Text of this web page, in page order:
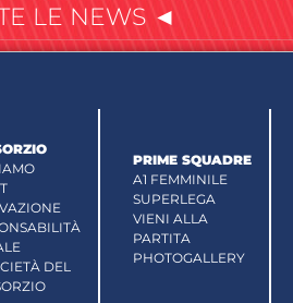
LE NEWS ◄
DEL
PRIME SQUADRE
A1 FEMMINILE
SUPERLEGA
VIENI ALLA
PARTITA
PHOTOGALLERY